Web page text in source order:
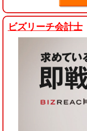
ビズリーチ会計士